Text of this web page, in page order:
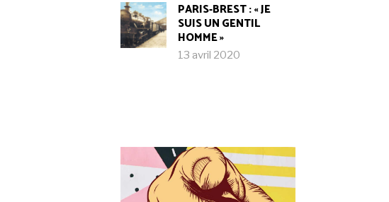
PARIS-BREST : « JE
SUIS UN GENTIL
HOMME »
13 avril 2020